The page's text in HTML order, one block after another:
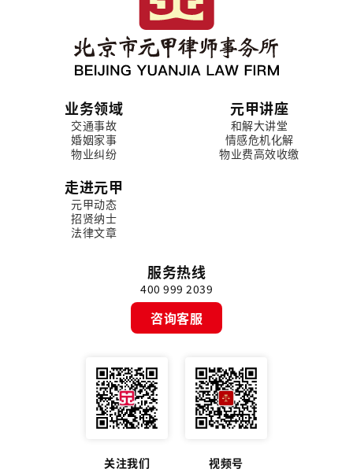
业务领域
交通事故
婚姻家事
物业纠纷
元甲讲座
和解大讲堂
情感危机化解
物业费高效收缴
走进元甲
元甲动态
招贤纳士
法律文章
服务热线
400 999 2039
咨询客服
关注我们 视频号